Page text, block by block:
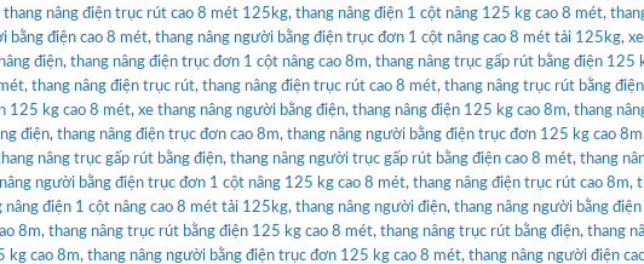
thang nâng điện trục rút cao 8 mét 125kg, thang nâng điện 1 cột nâng 125 kg cao 8 mét,
bằng điện cao 8 mét, thang nâng người bằng điện trục đơn 1 cột nâng cao 8 mét tải 125kg,
điện, thang nâng điện trục đơn 1 cột nâng cao 8m, thang nâng trục gấp rút bằng điện 125
, thang nâng điện trục rút, thang nâng điện trục rút cao 8 mét, thang nâng trục rút bằng
125 kg cao 8 mét, xe thang nâng người bằng điện, thang nâng điện 125 kg cao 8m, thang
điện, thang nâng điện trục đơn cao 8m, thang nâng người bằng điện trục đơn 125 kg cao 8m
nâng trục gấp rút bằng điện, thang nâng người trục gấp rút bằng điện cao 8 mét, thang
người bằng điện trục đơn 1 cột nâng 125 kg cao 8 mét, thang nâng điện trục rút cao 8m,
nâng điện 1 cột nâng cao 8 mét tải 125kg, thang nâng người điện, thang nâng người bằng
8m, thang nâng trục rút bằng điện 125 kg cao 8 mét, thang nâng trục rút bằng điện, thang
kg cao 8m, thang nâng người bằng điện trục đơn 125 kg cao 8 mét, thang nâng người điện